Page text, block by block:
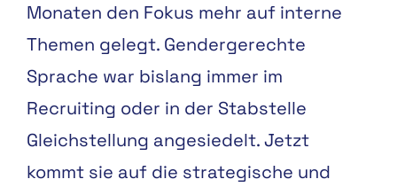
Monaten den Fokus mehr auf interne
Themen gelegt. Gendergerechte
Sprache war bislang immer im
Recruiting oder in der Stabstelle
Gleichstellung angesiedelt. Jetzt
kommt sie auf die strategische und